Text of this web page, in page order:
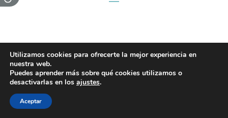
Utilizamos cookies para ofrecerte la mejor experiencia en
nuestra web.
Puedes aprender más sobre qué cookies utilizamos o
desactivarlas en los ajustes.
Aceptar